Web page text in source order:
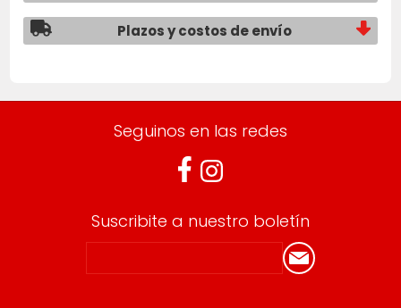
Plazos y costos de envío
Seguinos en las redes
Suscribite a nuestro boletín